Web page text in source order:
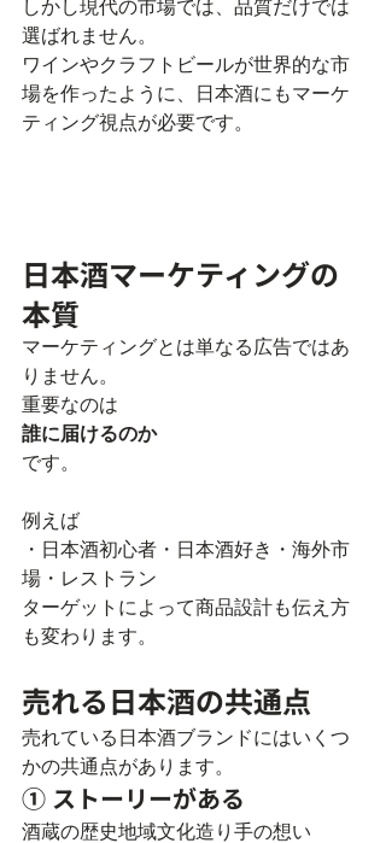
しかし現代の市場では、品質だけでは
選ばれません。
ワインやクラフトビールが世界的な市
場を作ったように、日本酒にもマーケ
ティング視点が必要です。
日本酒マーケティングの
本質
マーケティングとは単なる広告ではあ
りません。
重要なのは
誰に届けるのか
です。
例えば
・日本酒初心者・日本酒好き・海外市
場・レストラン
ターゲットによって商品設計も伝え方
も変わります。
売れる日本酒の共通点
売れている日本酒ブランドにはいくつ
かの共通点があります。
① ストーリーがある
酒蔵の歴史地域文化造り手の想い